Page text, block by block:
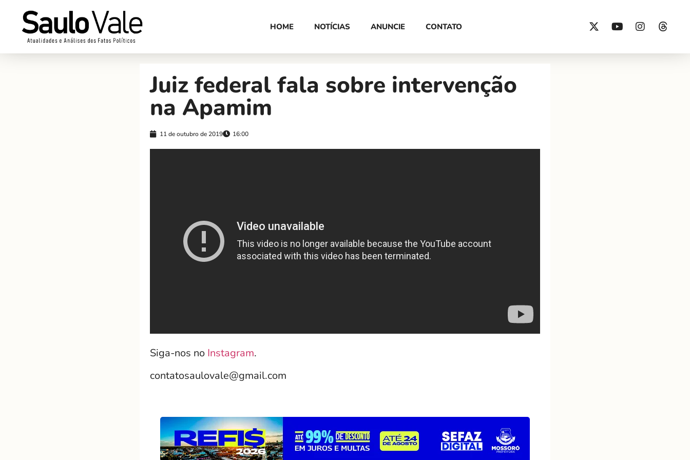
HOME NOTÍCIAS ANUNCIE CONTATO
Juiz federal fala sobre intervenção
na Apamim
11 de outubro de 2019 16:00
Siga-nos no Instagram.
contatosaulovale@gmail.com